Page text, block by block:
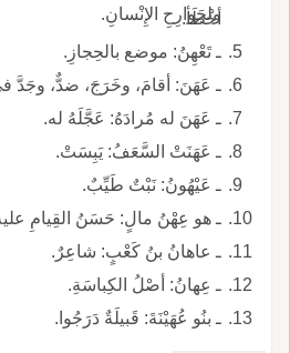
ولجَوارِحِ الإِنْسانِ.
أخْطَأ.
ـ تَعْهِنُ: موضع بالحِجازِ.
ـ عَهَنَ: أقامَ، وخَرَجَ، ضدٌّ، وجَدَّ
ـ عَهَنَ له مُرادَهُ: عَجَّلَهُ له.
ـ عَهَنَتْ السَّعَفُ: يَبِسَتْ.
ـ عَيْهُونُ: نَبْتٌ طَيِّبٌ.
ـ هو عِهْنُ مالٍ: حَسَنُ القِيامِ
ـ عاهانُ بنُ كَعْبٍ: شاعِرٌ.
ـ عِهانُ: أصْلُ الكِباسَةِ.
ـ بنُو عُهَيْنَةَ: قَبيلَةٌ دَرَجُوا.